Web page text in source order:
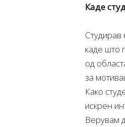
Каде
Студирав
каде што
од
за
Како
искрен
Верувам